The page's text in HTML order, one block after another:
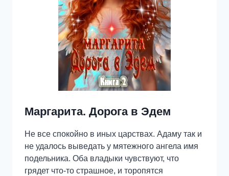
Маргарита. Дорога в Эдем
Не все спокойно в иных царствах. Адаму так и
не удалось выведать у мятежного ангела имя
подельника. Оба владыки чувствуют, что
грядет что-то страшное, и торопятся